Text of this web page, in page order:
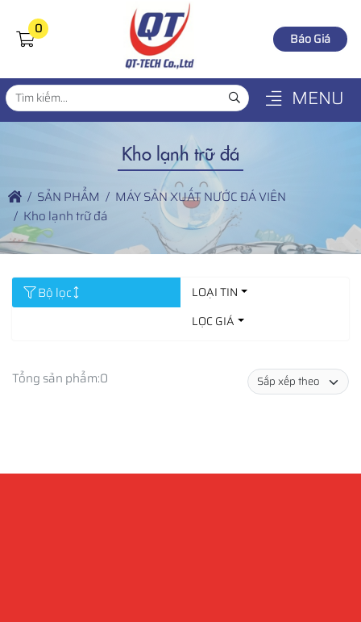
0
Báo Giá
MENU
Kho lạnh trữ đá
SẢN PHẨM
MÁY SẢN XUẤT NƯỚC ĐÁ VIÊN
Kho lạnh trữ đá
Bộ lọc
LOẠI TIN
LỌC GIÁ
Tổng sản phẩm:0